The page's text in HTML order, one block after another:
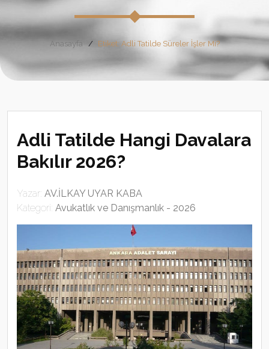
Anasayfa Etiket: Adli Tatilde Süreler İşler Mi?
Adli Tatilde Hangi Davalara
Bakılır 2026?
Yazar: AV.İLKAY UYAR KABA
Kategori: Avukatlık ve Danışmanlık - 2026